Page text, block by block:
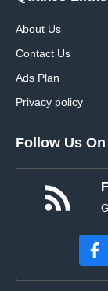
About Us
Contact Us
Ads Plan
Privacy policy
Follow Us On